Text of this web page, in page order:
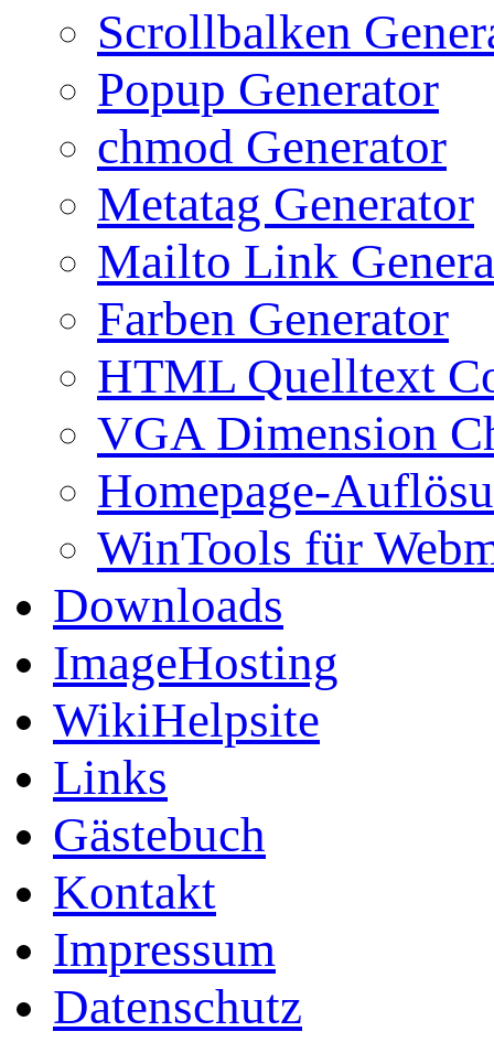
Scrollbalken
Popup Generator
chmod Generator
Metatag Generator
Mailto Link
Farben Generator
HTML Quelltext
VGA Dimension
Homepage-
WinTools für
Downloads
ImageHosting
WikiHelpsite
Links
Gästebuch
Kontakt
Impressum
Datenschutz